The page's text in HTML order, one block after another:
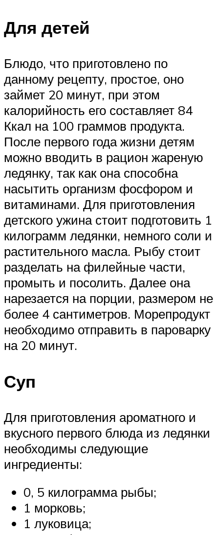
Для детей
Блюдо, что приготовлено по
данному рецепту, простое, оно
займет 20 минут, при этом
калорийность его составляет 84
Ккал на 100 граммов продукта.
После первого года жизни детям
можно вводить в рацион жареную
ледянку, так как она способна
насытить организм фосфором и
витаминами. Для приготовления
детского ужина стоит подготовить 1
килограмм ледянки, немного соли и
растительного масла. Рыбу стоит
разделать на филейные части,
промыть и посолить. Далее она
нарезается на порции, размером не
более 4 сантиметров. Морепродукт
необходимо отправить в пароварку
на 20 минут.
Суп
Для приготовления ароматного и
вкусного первого блюда из ледянки
необходимы следующие
ингредиенты:
0, 5 килограмма рыбы;
1 морковь;
1 луковица;